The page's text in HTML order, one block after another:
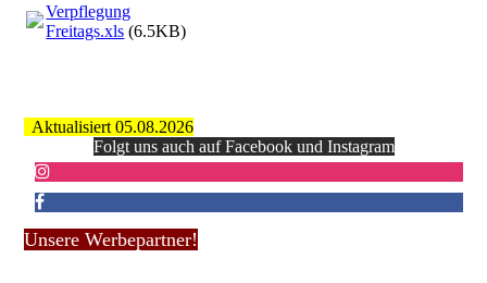
Verpflegung
Freitags.xls (6.5KB)
Aktualisiert 05.08.2026
Folgt uns auch auf Facebook und Instagram
Unsere Werbepartner!